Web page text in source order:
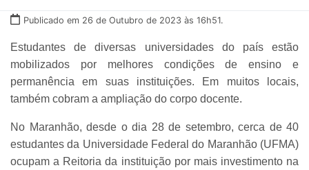
Publicado em 26 de Outubro de 2023 às 16h51.
Estudantes de diversas universidades do país estão
mobilizados por melhores condições de ensino e
permanência em suas instituições. Em muitos locais,
também cobram a ampliação do corpo docente.
No Maranhão, desde o dia 28 de setembro, cerca de 40
estudantes da Universidade Federal do Maranhão (UFMA)
ocupam a Reitoria da instituição por mais investimento na